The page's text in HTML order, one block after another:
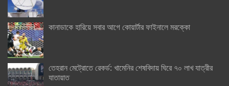
কানাডাকে হারিয়ে সবার আগে কোয়ার্টার ফাইনালে মরক্কো
তেহরান মেট্রোতে রেকর্ড: খামেনির শেষবিদায় ঘিরে ৭০ লাখ যাত্রীর
যাতায়াত